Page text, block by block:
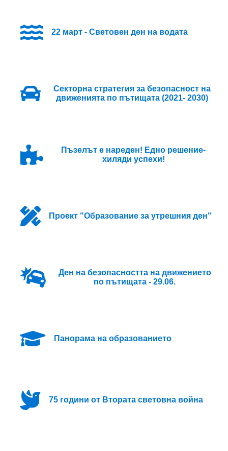
22 март - Световен ден на водата
Секторна стратегия за безопасност на
движенията по пътищата (2021- 2030)
Пъзелът е нареден! Едно решение-
хиляди успехи!
Проект "Образование за утрешния ден"
Ден на безопасността на движението
по пътищата - 29.06.
Панорама на образованието
75 години от Втората световна война